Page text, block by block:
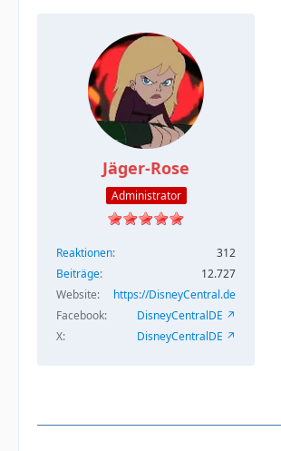
Jäger-Rose
Administrator
Reaktionen
312
Beiträge
12.727
Website
https://DisneyCentral.de
Facebook
DisneyCentralDE
X
DisneyCentralDE